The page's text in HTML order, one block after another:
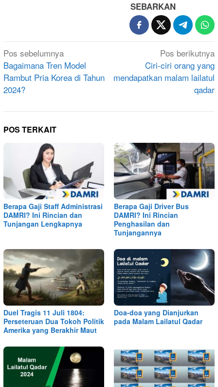
SEBARKAN
Navigasi
pos
Pos sebelumnya
Bagaimana Tren Model
Rambut Pria Korea di Tahun
2024?
Pos berikutnya
Ciri-ciri orang yang
mendapatkan malam lailatul
qadar
POS TERKAIT
Berapa Gaji Staff Administrasi
DAMRI? Ini Rincian dan
Tunjangan Lengkapnya
Berapa Gaji Driver Bus
DAMRI? Ini Rincian
Penghasilan dan
Tunjangannya
Duel Tragis 11 Juli 1804:
Perseteruan Dua Tokoh Politik
Amerika yang Berakhir Maut
Doa-doa yang Dianjurkan
pada Malam Lailatul Qadar